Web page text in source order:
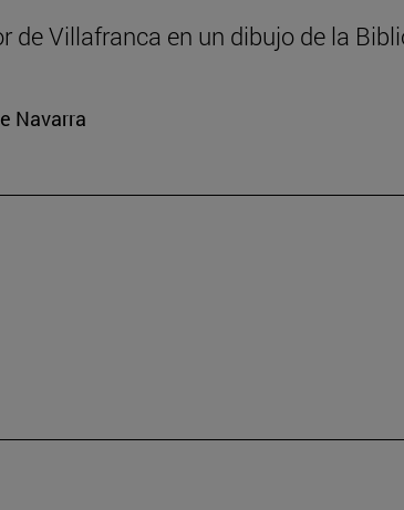
Villafranca en un dibujo de la
Navarra